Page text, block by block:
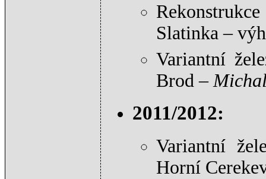
Slatinka –
Variantní
Brod –
2011/2012:
Variantní
Horní